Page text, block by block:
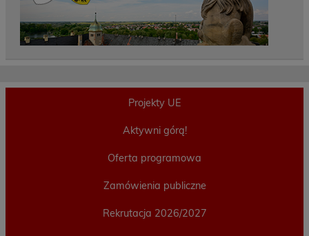
Projekty UE
Aktywni górą!
Oferta programowa
Zamówienia publiczne
Rekrutacja 2026/2027